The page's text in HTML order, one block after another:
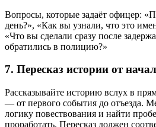
Вопросы, которые задаёт офицер:
день?», «Как вы узнали, что это
«Что вы сделали сразу после
обратились в полицию?»
7. Пересказ истории от
Рассказывайте историю вслух в
— от первого события до отъезда.
логику повествования и найти
проработать. Пересказ должен